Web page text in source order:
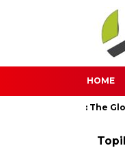
HOME
Soccer: The Global